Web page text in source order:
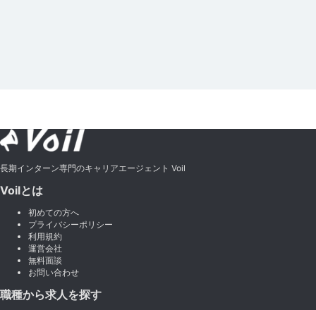
長期インターン専門のキャリアエージェント Voil
Voilとは
初めての方へ
プライバシーポリシー
利用規約
運営会社
無料面談
お問い合わせ
職種から求人を探す